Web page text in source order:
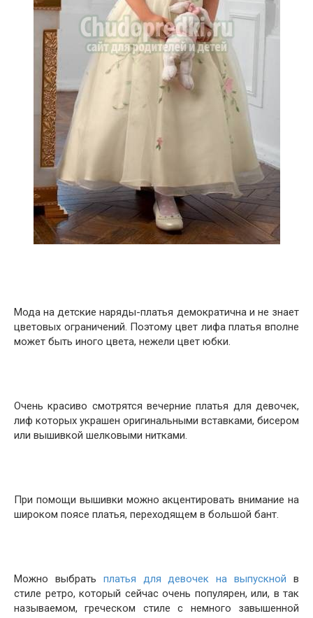
Мода на детские наряды-платья демократична и не знает
цветовых ограничений. Поэтому цвет лифа платья вполне
может быть иного цвета, нежели цвет юбки.
Очень красиво смотрятся вечерние платья для девочек,
лиф которых украшен оригинальными вставками, бисером
или вышивкой шелковыми нитками.
При помощи вышивки можно акцентировать внимание на
широком поясе платья, переходящем в большой бант.
Можно выбрать платья для девочек на выпускной в
стиле ретро, который сейчас очень популярен, или, в так
называемом, греческом стиле с немного завышенной